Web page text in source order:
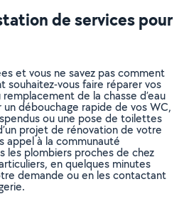
de services pour
et vous ne savez pas comment
souhaitez-vous faire réparer vos
de la chasse d’eau
débouchage rapide de vos WC,
ou une pose de toilettes
projet de rénovation de votre
appel à la communauté
les plombiers proches de chez
en quelques minutes
demande ou en les contactant